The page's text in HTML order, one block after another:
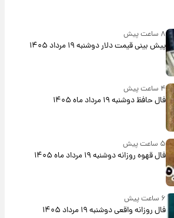
۸ ساعت پیش
پیش‌ بینی قیمت دلار دوشنبه ۱۹ مرداد ۱۴۰۵
۴ ساعت پیش
فال حافظ دوشنبه ۱۹ مرداد ماه ۱۴۰۵
۵ ساعت پیش
فال قهوه روزانه دوشنبه ۱۹ مرداد ماه ۱۴۰۵
فال روزانه واقعی دوشنبه ۱۹ مرداد ۱۴۰۵